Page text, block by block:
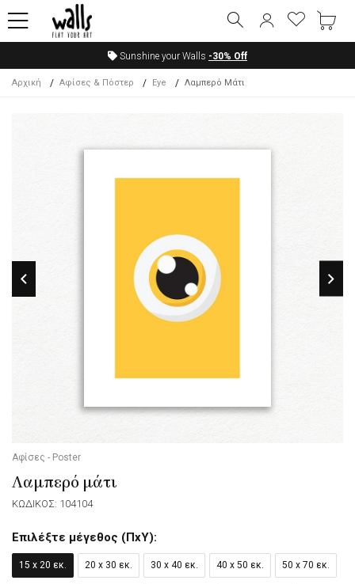
Sunshine your Walls -30% Off
Αρχική Αφίσες & Πόστερ Eye Λαμπερό Μάτι
Αφίσες - Poster
Λαμπερό μάτι
ΚΩΔΙΚΟΣ: 104104
Επιλέξτε μέγεθος (ΠxΥ):
15 x 20 εκ. 20 x 30 εκ. 30 x 40 εκ. 40 x 50 εκ. 50 x 70 εκ.